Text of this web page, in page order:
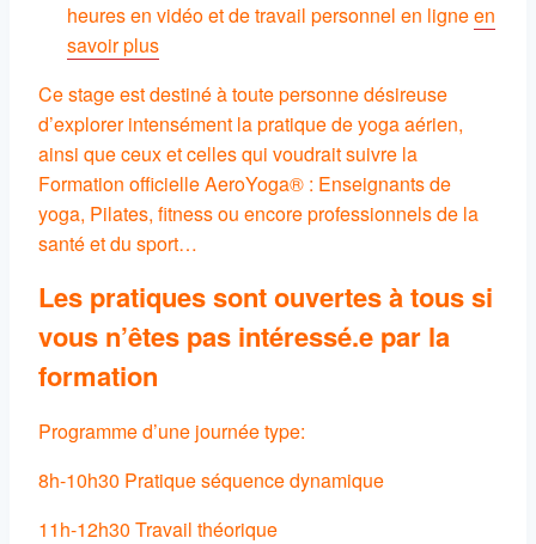
heures en vidéo et de travail personnel en ligneen
savoir plus
Ce stage est destiné à toute personne désireuse
d’explorer intensément la pratique de yoga aérien,
ainsi que ceux et celles qui voudrait suivre la
Formation officielle AeroYoga® : Enseignants de
yoga, Pilates, fitness ou encore professionnels de la
santé et du sport…
Les pratiques sont ouvertes à tous si
vous n’êtes pas intéressé.e par la
formation
Programme d’une journée type:
8h-10h30 Pratique séquence dynamique
11h-12h30 Travail théorique